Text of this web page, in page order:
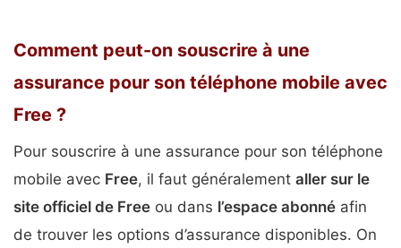
Comment peut-on souscrire à une
assurance pour son téléphone mobile avec
Free ?
Pour souscrire à une assurance pour son téléphone
mobile avec Free, il faut généralement aller sur le
site officiel de Free ou dans l’espace abonné afin
de trouver les options d’assurance disponibles. On